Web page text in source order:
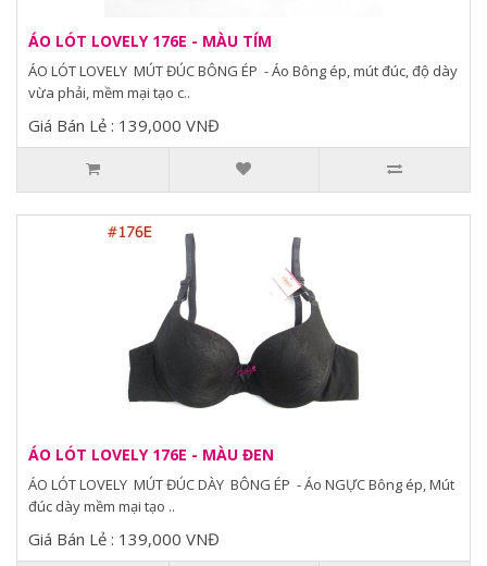
ÁO LÓT LOVELY 176E - MÀU TÍM
ÁO LÓT LOVELY MÚT ĐÚC BÔNG ÉP - Áo Bông ép, mút đúc, độ dày
vừa phải, mềm mại tạo c..
Giá Bán Lẻ : 139,000 VNĐ
ÁO LÓT LOVELY 176E - MÀU ĐEN
ÁO LÓT LOVELY MÚT ĐÚC DÀY BÔNG ÉP - Áo NGỰC Bông ép, Mút
đúc dày mềm mại tạo ..
Giá Bán Lẻ : 139,000 VNĐ